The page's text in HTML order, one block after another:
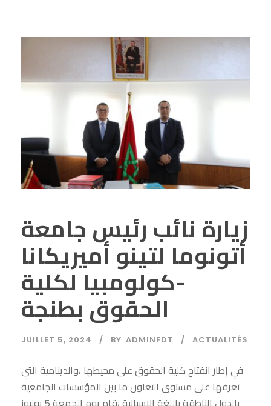
زيارة نائب رئيس جامعة
أتونوما لتينو أميريكانا
-كولومبيا لكلية
الحقوق بطنجة
JUILLET 5, 2024 BY ADMINFDT ACTUALITÉS
في إطار انفتاح كلية الحقوق على محيطها ،والدينامية التي
تعرفها على مستوى التعاون ما بين المؤسسات الجامعية